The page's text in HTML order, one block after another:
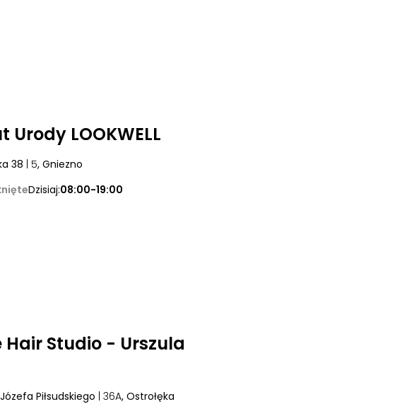
Urody LOOKWELL
38 | 5, Gniezno
Dzisiaj:08:00-19:00
Hair Studio - Urszula
Piłsudskiego | 36A, Ostrołęka